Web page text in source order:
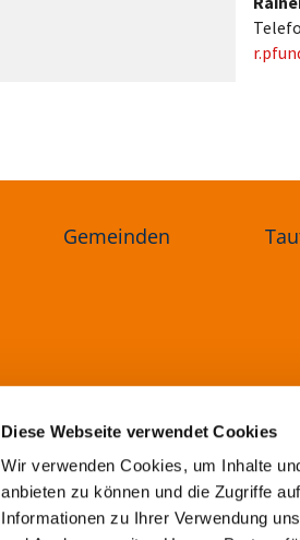
Diese Webseite verwendet Cookies
Wir verwenden Cookies, um Inhalte
anbieten zu können und die Zugriffe
Informationen zu Ihrer Verwendung
Gemeinden